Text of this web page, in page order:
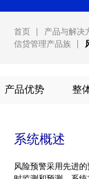
首页 产品与解决
信贷管理产品族
产品优势 整
系统概述
风险预警采用先进